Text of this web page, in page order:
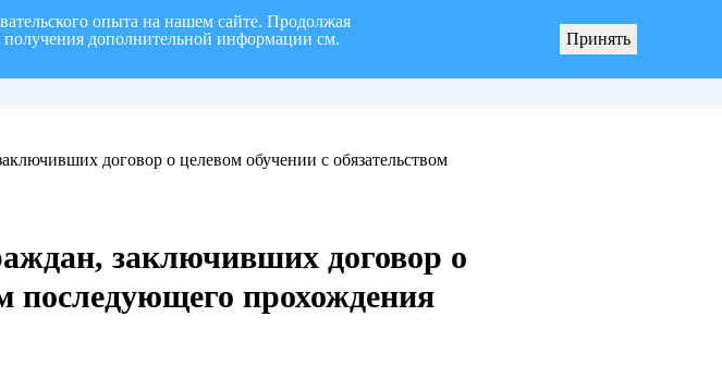
О мерах по реализации инициативных
договор о целевом обучении с обязательством
заключивших договор о
последующего прохождения
опыта на нашем сайте. Продолжая
получения дополнительной информации см.
Принять